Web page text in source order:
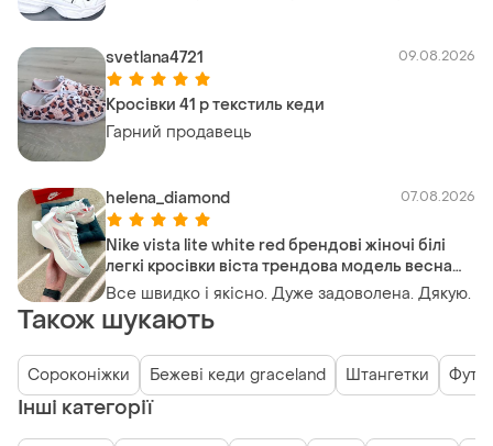
svetlana4721 09.08.2026
Кросівки 41 р текстиль кеди
Гарний продавець
helena_diamond 07.08.2026
Nike vista lite white red брендові жіночі білі
легкі кросівки віста трендова модель весна
літо жіночі білі легкі кросівки
Все швидко і якісно. Дуже задоволена. Дякую.
Також шукають
Сороконіжки Бежеві кеди graceland Штангетки
Інші категорії